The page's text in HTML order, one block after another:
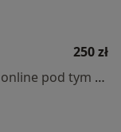
250 zł
Specjalista nie oferuje umawiania online pod tym adresem.